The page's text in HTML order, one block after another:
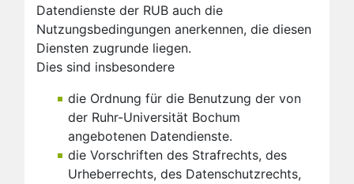
Datendienste der RUB auch die
Nutzungsbedingungen anerkennen, die diesen
Diensten zugrunde liegen.
Dies sind insbesondere
die Ordnung für die Benutzung der von
der Ruhr-Universität Bochum
angebotenen Datendienste.
die Vorschriften des Strafrechts, des
Urheberrechts, des Datenschutzrechts,